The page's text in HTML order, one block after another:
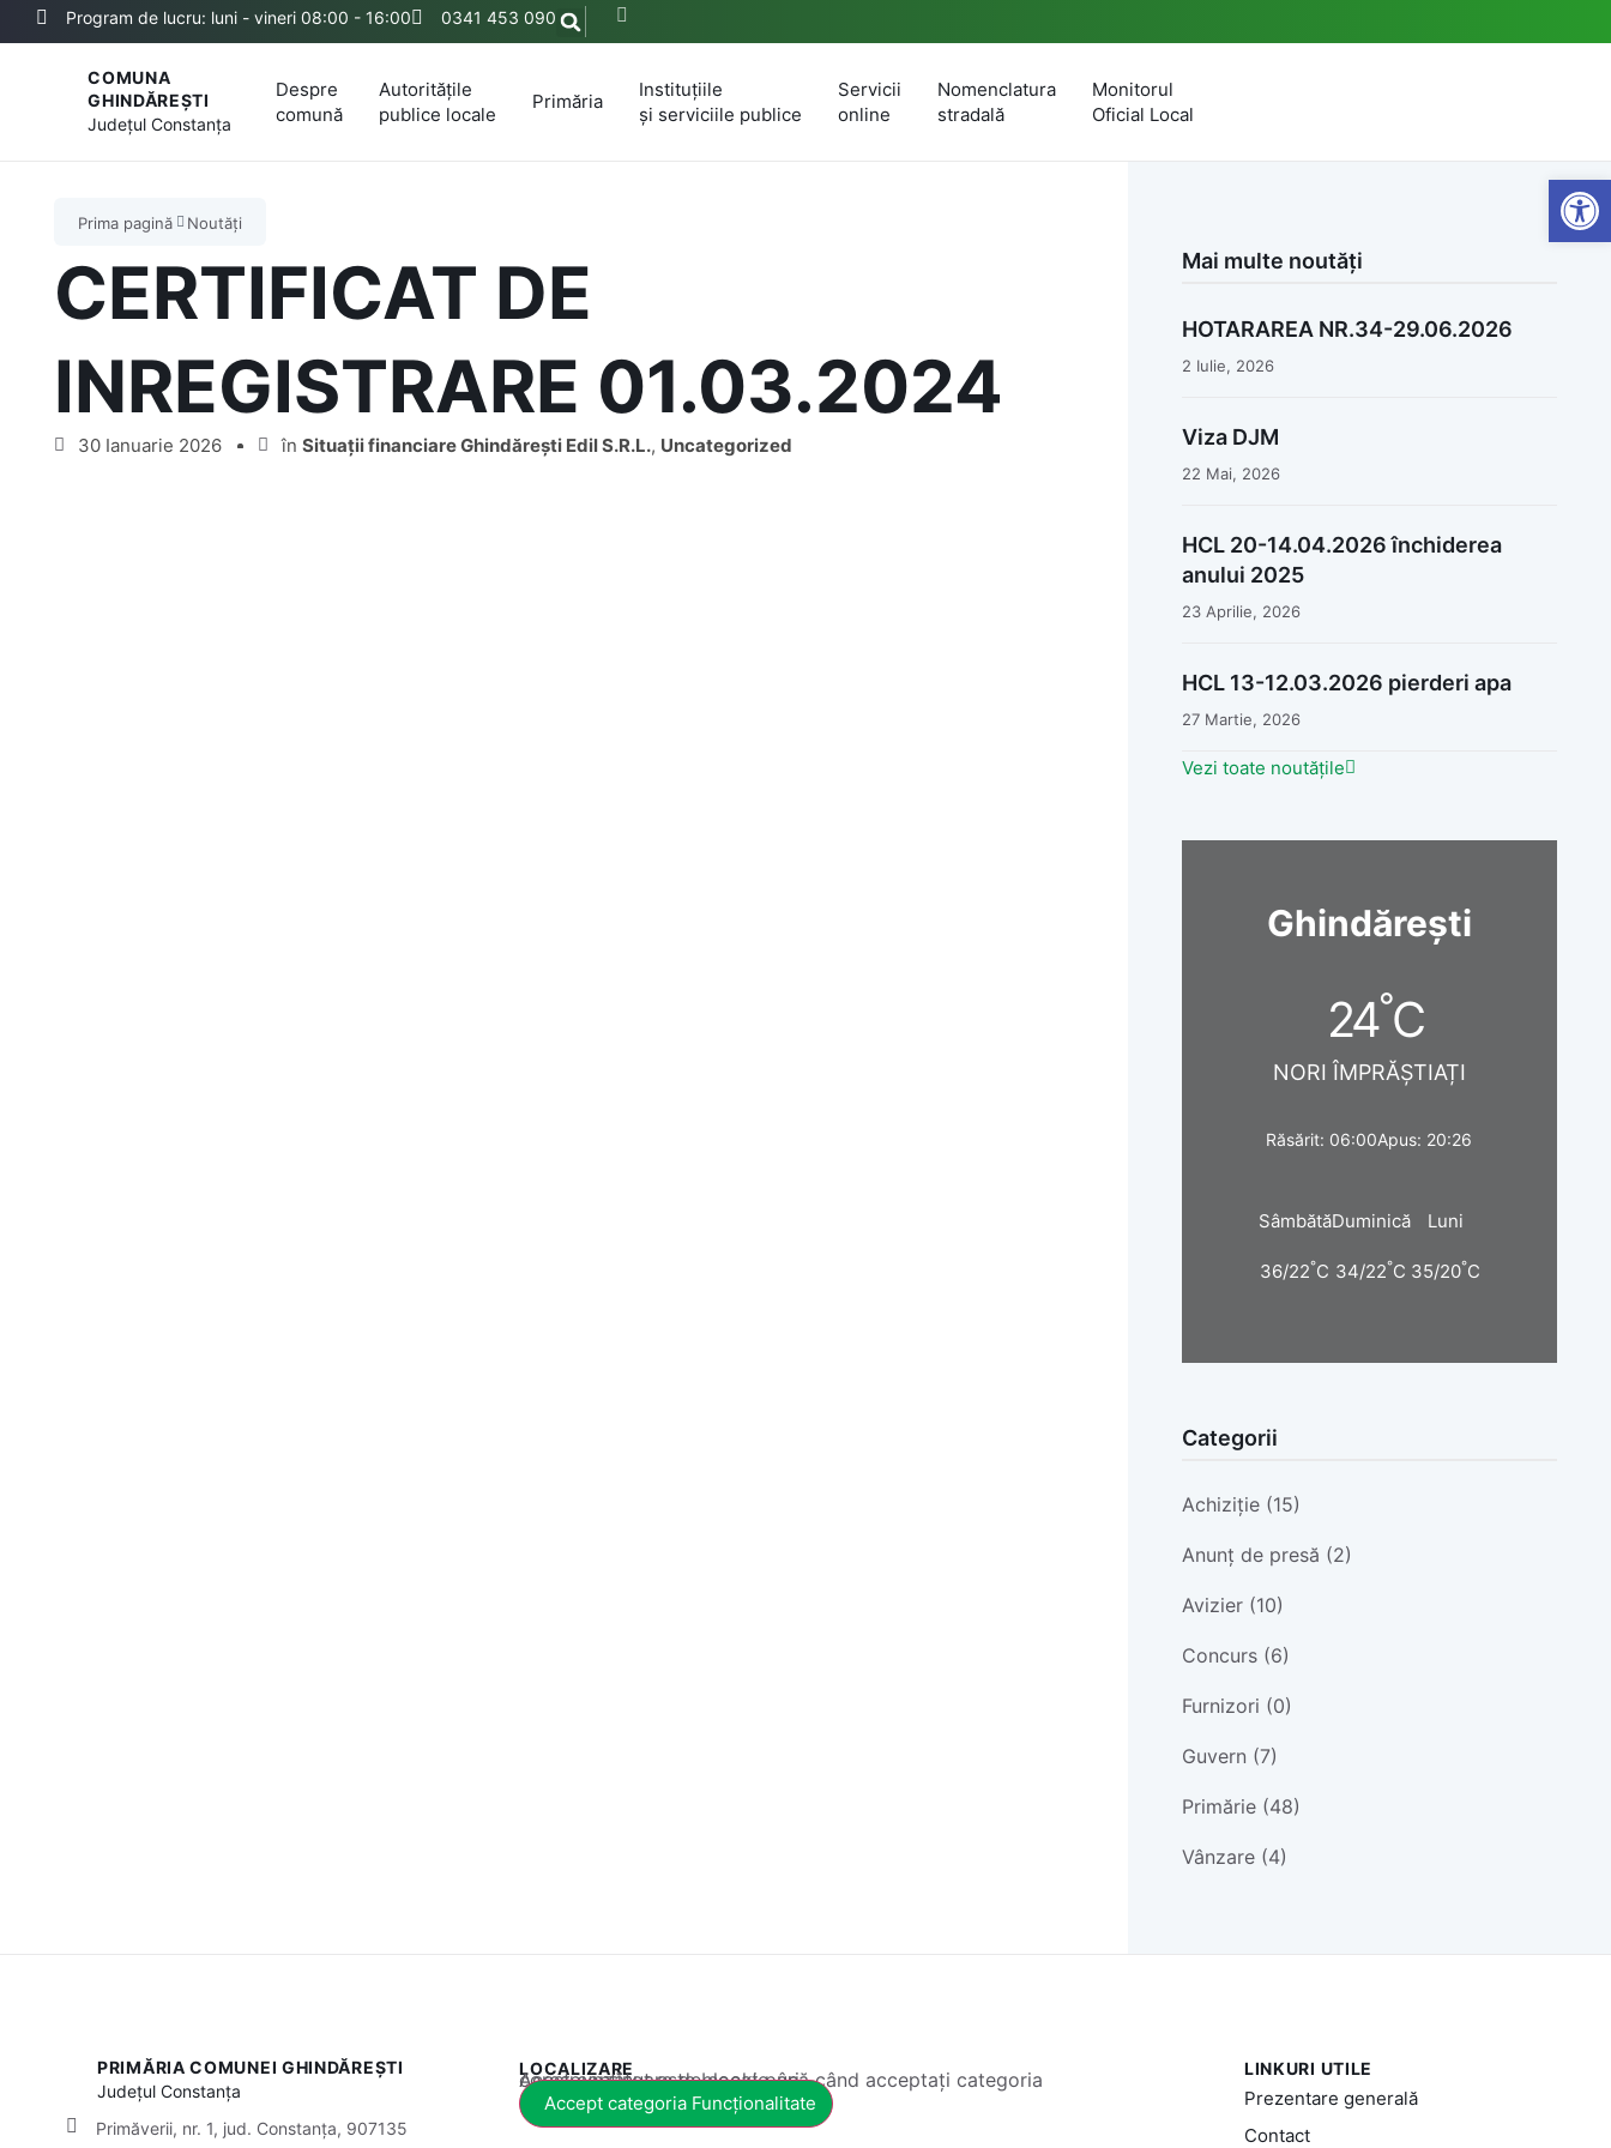
Program de lucru: luni - vineri 08:00 - 16:00 0341 453 090
COMUNA
GHINDĂREȘTI
JudețulConstanța
Despre
comună
Autoritățile
publice locale
Primăria
Instituțiile
și serviciile publice
Servicii
online
Nomenclatura
stradală
Monitorul
Oficial Local
Prima pagină Noutăți
CERTIFICAT DE
INREGISTRARE 01.03.2024
30 Ianuarie 2026 în Situații financiare Ghindărești Edil S.R.L., Uncategorized
Mai multe noutăți
HOTARAREA NR.34-29.06.2026
2 Iulie, 2026
Viza DJM
22 Mai, 2026
HCL 20-14.04.2026 închiderea
anului 2025
23 Aprilie, 2026
HCL 13-12.03.2026 pierderi apa
27 Martie, 2026
Vezi toate noutățile
Ghindărești
24°C
NORI ÎMPRĂȘTIAȚI
Răsărit: 06:00Apus: 20:26
Sâmbătă
36/22°C
Duminică
34/22°C
Luni
35/20°C
Categorii
Achiziție (15)
Anunț de presă (2)
Avizier (10)
Concurs (6)
Furnizori (0)
Guvern (7)
Primărie (48)
Vânzare (4)
PRIMĂRIA COMUNEI GHINDĂREȘTI
JudețulConstanța
Primăverii, nr. 1, jud. Constanța, 907135
LOCALIZARE
Acest conținut este blocat până când acceptați categoria corespunzătoare de cookie-uri.
Accept categoria Funcționalitate
LINKURI UTILE
Prezentare generală
Contact